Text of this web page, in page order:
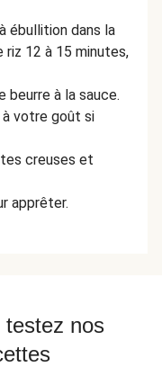
ébullition dans la
12 à 15 minutes,
à la sauce.
votre goût si
creuses et
apprêter.
testez nos